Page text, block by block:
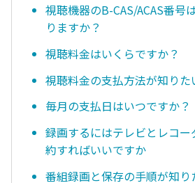
視聴機器のB-CAS/ACAS番号
りますか？
視聴料金はいくらですか？
視聴料金の支払方法が知りた
毎月の支払日はいつですか？
録画するにはテレビとレコ
約すればいいですか
番組録画と保存の手順が知り